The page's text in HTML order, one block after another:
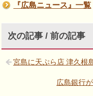
『広島ニュース』一覧
次の記事 / 前の記事
宮島に天ぷら店 津久根
広島銀行